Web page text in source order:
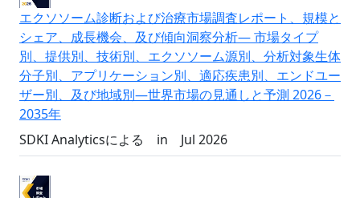
エクソソーム診断および治療市場調査レポート、規模と
シェア、成長機会、及び傾向洞察分析― 市場タイプ
別、提供別、技術別、エクソソーム源別、分析対象生体
分子別、アプリケーション別、適応疾患別、エンドユー
ザー別、及び地域別―世界市場の見通しと予測 2026－
2035年
SDKI Analyticsによる
in Jul 2026